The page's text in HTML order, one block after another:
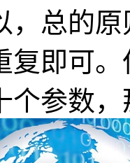
，总的
复即可
个参数